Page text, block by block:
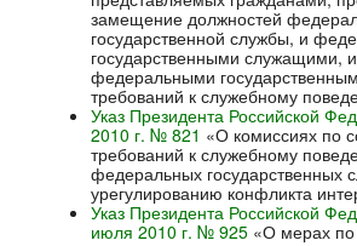
замещение должностей
государственной службы, и
государственными служащими,
федеральными
требований к служебному
Указ Президента Российской
2010 г. № 821 «О комиссиях по
требований к служебному
федеральных государственных
урегулированию конфликта
Указ Президента Российской
июля 2010 г. № 925 «О мерах по